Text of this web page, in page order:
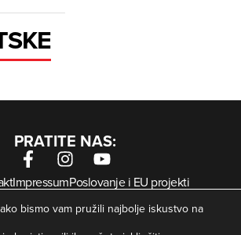
PRATITE NAS:
ImpressumPoslovanje i EU projekti
Uvjeti korištenjaZaštita privatnosti
Kolačići
bismo vam pružili najbolje iskustvo na